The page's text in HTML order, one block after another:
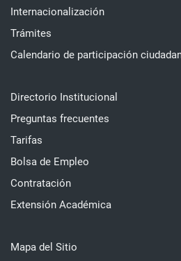
Internacionalización
Trámites
Calendario de participación
Directorio Institucional
Preguntas frecuentes
Tarifas
Bolsa de Empleo
Contratación
Extensión Académica
Mapa del Sitio